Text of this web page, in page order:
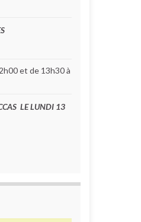
et de 13h30 à
LE LUNDI 13